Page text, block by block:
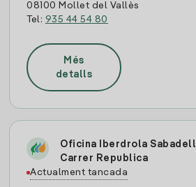
08100 Mollet del Vallès
Tel: 935 44 54 80
Més
detalls
Oficina Iberdrola Sabadell
Carrer Republica
Actualment tancada